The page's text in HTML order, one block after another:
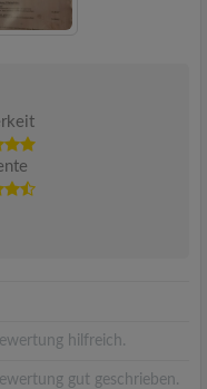
hilfreich.
gut geschrieben.